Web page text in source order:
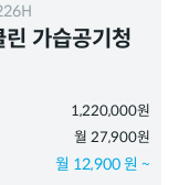
린 가습공기청
1,220,000원
월 27,900원
월 12,900 원 ~